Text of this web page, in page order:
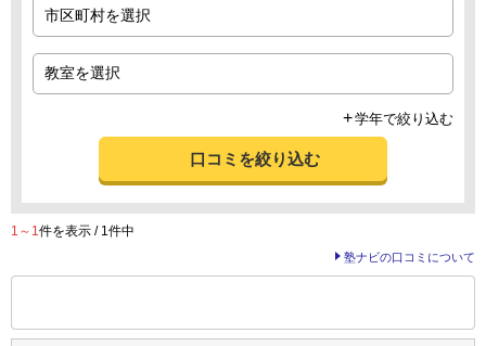
学年で絞り込む
口コミを絞り込む
1～1件を表示 / 1件中
塾ナビの口コミについて